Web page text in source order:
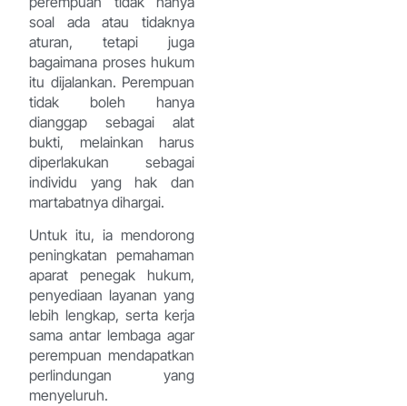
soal ada atau tidaknya
aturan, tetapi juga
bagaimana proses hukum
itu dijalankan. Perempuan
tidak boleh hanya
dianggap sebagai alat
bukti, melainkan harus
diperlakukan sebagai
individu yang hak dan
martabatnya dihargai.
Untuk itu, ia mendorong
peningkatan pemahaman
aparat penegak hukum,
penyediaan layanan yang
lebih lengkap, serta kerja
sama antar lembaga agar
perempuan mendapatkan
perlindungan yang
menyeluruh.